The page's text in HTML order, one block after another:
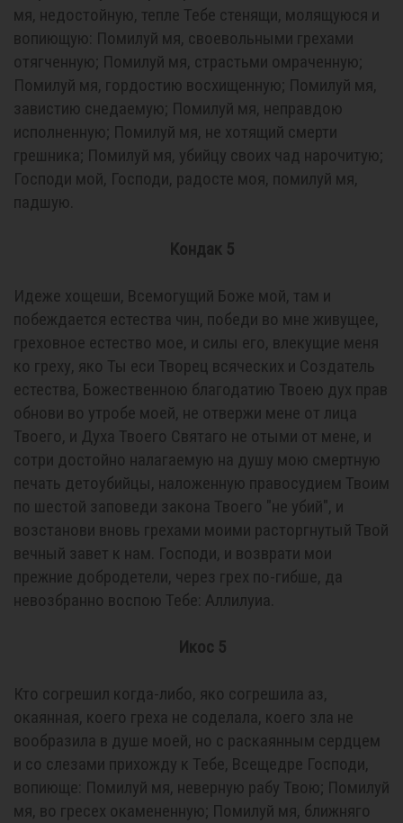
мя, недостойную, тепле Тебе стенящи, молящуюся и
вопиющую: Помилуй мя, своевольными грехами
отягченную; Помилуй мя, страстьми омраченную;
Помилуй мя, гордостию восхищенную; Помилуй мя,
завистию снедаемую; Помилуй мя, неправдою
исполненную; Помилуй мя, не хотящий смерти
грешника; Помилуй мя, убийцу своих чад нарочитую;
Господи мой, Господи, радосте моя, помилуй мя,
падшую.
Кондак 5
Идеже хощеши, Всемогущий Боже мой, там и
побеждается естества чин, победи во мне живущее,
греховное естество мое, и силы его, влекущие меня
ко греху, яко Ты еси Творец всяческих и Создатель
естества, Божественною благодатию Твоею дух прав
обнови во утробе моей, не отвержи мене от лица
Твоего, и Духа Твоего Святаго не отыми от мене, и
сотри достойно налагаемую на душу мою смертную
печать детоубийцы, наложенную правосудием Твоим
по шестой заповеди закона Твоего "не убий", и
возстанови вновь грехами моими расторгнутый Твой
вечный завет к нам. Господи, и возврати мои
прежние добродетели, через грех по-гибше, да
невозбранно воспою Тебе: Аллилуиа.
Икос 5
Кто согрешил когда-либо, яко согрешила аз,
окаянная, коего греха не соделала, коего зла не
вообразила в душе моей, но с раскаянным сердцем
и со слезами прихожду к Тебе, Всещедре Господи,
вопиюще: Помилуй мя, неверную рабу Твою; Помилуй
мя, во гресех окамененную; Помилуй мя, ближняго